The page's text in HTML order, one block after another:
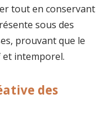
tout en conservant
sous des
prouvant que le
et intemporel.
des